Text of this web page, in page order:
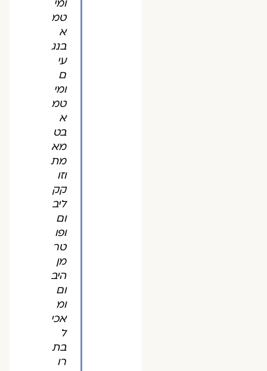
ומי
טמ
א
בנג
עי
ם
ומי
טמ
א
בט
מא
מת
וזו
קק
ליב
ום
ופו
טר
מן
היב
ום
ומ
אכי
ל
בת
רו